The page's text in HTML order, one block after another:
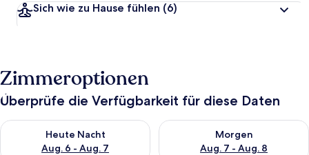
Sich wie zu Hause fühlen (6)
Zimmeroptionen
Überprüfe die Verfügbarkeit für diese Daten
Heute Nacht
Aug. 6 - Aug. 7
Überprüfe die Verfügbarkeit für heute Nacht, Aug. 6 - Aug. 7.
Morgen
Aug. 7 - Aug. 8
Überprüfe die Verfügbarkeit